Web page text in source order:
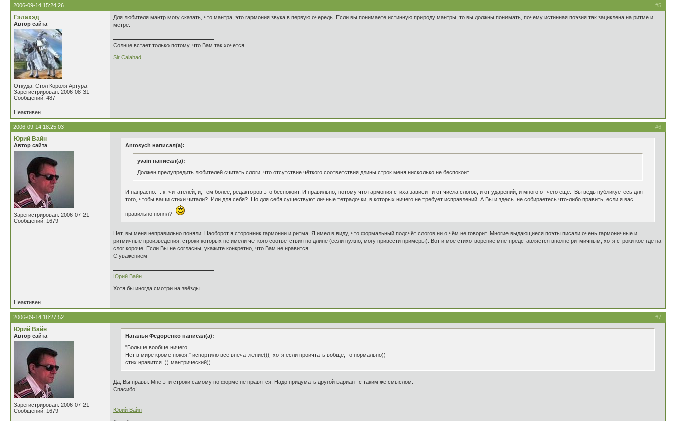
#5
2006-09-14 15:24:26
Гэлахэд
Автор сайта
Откуда: Стол Короля Артура
Зарегистрирован: 2006-08-31
Сообщений: 487
Для любителя мантр могу сказать, что мантра, это гармония звука в первую очередь. Если вы понимаете истинную природу мантры, то вы должны понимать, почему истинная поэзия так зациклена на ритме и
метре.
Солнце встает только потому, что Вам так хочется.
Sir Calahad
Неактивен
#6
2006-09-14 18:25:03
Юрий Вайн
Автор сайта
Зарегистрирован: 2006-07-21
Сообщений: 1679
Antosych написал(а):
yvain написал(а):
Должен предупредить любителей считать слоги, что отсутствие чёткого соответствия длины строк меня нисколько не беспокоит.
И напрасно. т. к. читателей, и, тем более, редакторов это беспокоит. И правильно, потому что гармония стиха зависит и от числа слогов, и от ударений, и много от чего еще. Вы ведь публикуетесь для
того, чтобы ваши стихи читали? Или для себя? Но для себя существуют личные тетрадочки, в которых ничего не требует исправлений. А Вы и здесь не собираетесь что-либо править, если я вас
правильно понял?
Нет, вы меня неправильно поняли. Наоборот я сторонник гармонии и ритма. Я имел в виду, что формальный подсчёт слогов ни о чём не говорит. Многие выдающиеся поэты писали очень гармоничные и
ритмичные произведения, строки которых не имели чёткого соответствия по длине (если нужно, могу привести примеры). Вот и моё стихотворение мне представляется вполне ритмичным, хотя строки кое-где на
слог короче. Если Вы не согласны, укажите конкретно, что Вам не нравится.
С уважением
Юрий Вайн
Хотя бы иногда смотри на звёзды.
Неактивен
#7
2006-09-14 18:27:52
Юрий Вайн
Автор сайта
Зарегистрирован: 2006-07-21
Сообщений: 1679
Наталья Федоренко написал(а):
"Больше вообще ничего
Нет в мире кроме покоя." испортило все впечатление((( хотя если проичтать вобще, то нормально))
стих нравится..)) мантрический))
Да, Вы правы. Мне эти строки самому по форме не нравятся. Надо придумать другой вариант с таким же смыслом.
Спасибо!
Юрий Вайн